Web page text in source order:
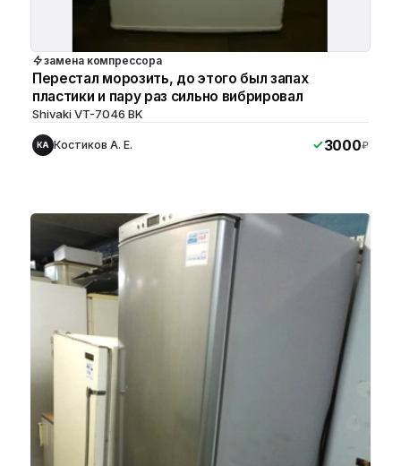
замена компрессора
Перестал морозить, до этого был запах
пластики и пару раз сильно вибрировал
Shivaki VT-7046 BK
КА Костиков А. Е. 3000₽